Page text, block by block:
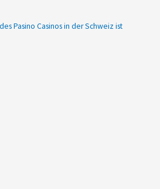
Pasino Casinos in der Schweiz ist